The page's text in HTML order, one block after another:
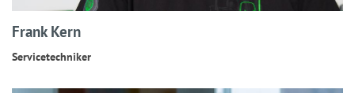
Frank Kern
Servicetechniker